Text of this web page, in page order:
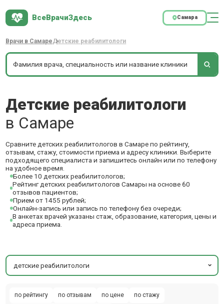
ВсеВрачиЗдесь Самара
Врачи в СамареДетские реабилитологи
Детские реабилитологи
в Самаре
Сравните детских реабилитологов в Самаре по рейтингу,
отзывам, стажу, стоимости приема и адресу клиники. Выберите
подходящего специалиста и запишитесь онлайн или по телефону
на удобное время.
Более 10 детских реабилитологов;
Рейтинг детских реабилитологов Самары на основе 60
отзывов пациентов;
Прием от 1455 рублей;
Онлайн-запись или запись по телефону без очереди;
В анкетах врачей указаны стаж, образование, категория, цены и
адреса приема.
детские реабилитологи
по рейтингу по отзывам по цене по стажу